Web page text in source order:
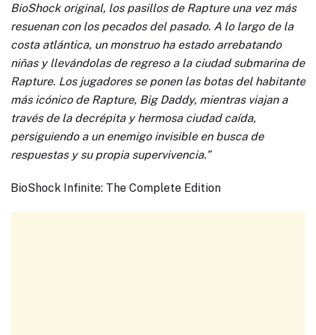
BioShock original, los pasillos de Rapture una vez más
resuenan con los pecados del pasado. A lo largo de la
costa atlántica, un monstruo ha estado arrebatando
niñas y llevándolas de regreso a la ciudad submarina de
Rapture. Los jugadores se ponen las botas del habitante
más icónico de Rapture, Big Daddy, mientras viajan a
través de la decrépita y hermosa ciudad caída,
persiguiendo a un enemigo invisible en busca de
respuestas y su propia supervivencia.”
BioShock Infinite: The Complete Edition